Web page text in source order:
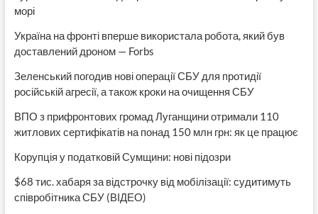
морі
Україна на фронті вперше використала робота, який був
доставлений дроном — Forbs
Зеленський погодив нові операції СБУ для протидії
російській агресії, а також кроки на очищення СБУ
ВПО з прифронтових громад Луганщини отримали 110
житлових сертифікатів на понад 150 млн грн: як це працює
Корупція у податковій Сумщини: нові підозри
$68 тис. хабаря за відстрочку від мобілізації: судитимуть
співробітника СБУ (ВІДЕО)